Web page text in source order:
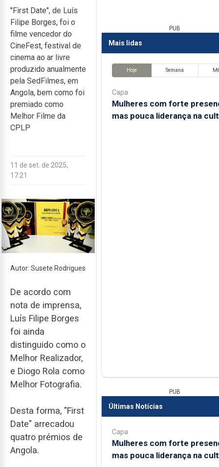
"First Date", de Luís
Filipe Borges, foi o
filme vencedor do
CineFest, festival de
cinema ao ar livre
produzido anualmente
pela SedFilmes, em
Angola, bem como foi
premiado como
Melhor Filme da
CPLP
11 de set. de 2025,
17:21
Autor: Susete Rodrigues
De acordo com
nota de imprensa,
Luís Filipe Borges
foi ainda
distinguido como o
Melhor Realizador,
e Diogo Rola como
Melhor Fotografia.
Desta forma, "First
Date" arrecadou
quatro prémios de
Angola.
PUB
Mais lidas
Hoje Semana
Capa
Mulheres com forte
mas pouca liderança na
PUB
Últimas Notícias
Capa
Mulheres com forte
mas pouca liderança na